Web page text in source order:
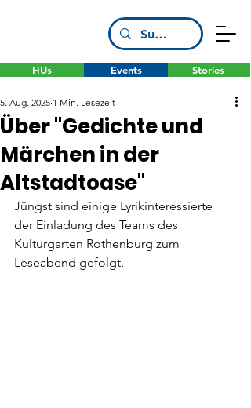
HUs Stories
Events
Über "Gedichte und
Märchen in der
Altstadtoase"
5. Aug. 2025 1 Min. Lesezeit
Jüngst sind einige Lyrikinteressierte
der Einladung des Teams des
Kulturgarten Rothenburg zum
Leseabend gefolgt.